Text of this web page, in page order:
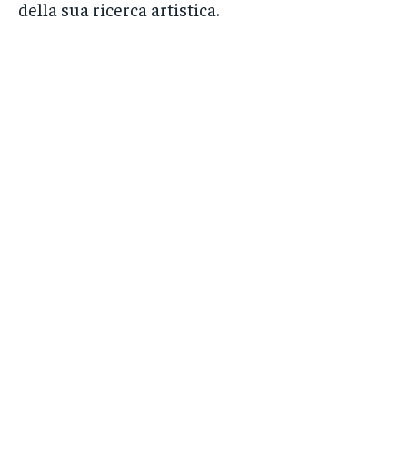
della sua ricerca artistica.